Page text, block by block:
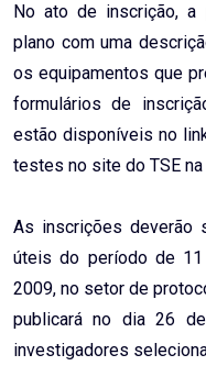
No ato de inscrição, a
plano com uma
os equipamentos que
formulários de
estão disponíveis no
testes no site do TSE na
As inscrições deverão
úteis do período de
2009, no setor de
publicará no dia 26
investigadores